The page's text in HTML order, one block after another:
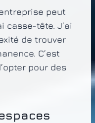
peut
casse-tête. J’ai
de trouver
C’est
pour des